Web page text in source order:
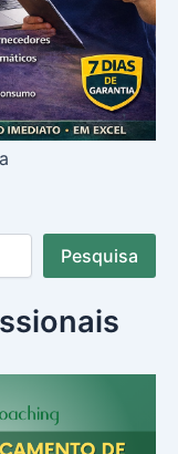
Pesquisa